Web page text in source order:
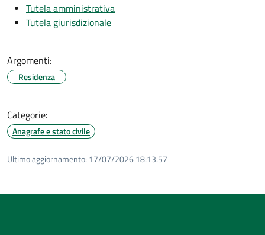
Tutela amministrativa
Tutela giurisdizionale
Argomenti:
Residenza
Categorie:
Anagrafe e stato civile
Ultimo aggiornamento: 17/07/2026 18:13.57